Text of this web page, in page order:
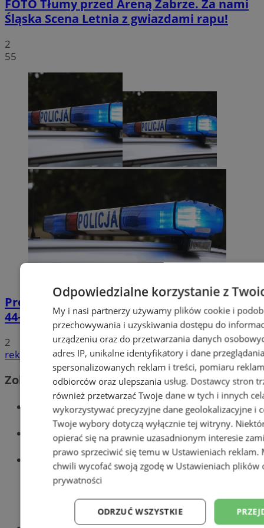
FOTO Tłumy przed Areną Zabrze. Za nami
Śląska Scena Letnia z gwiazdami rapu!
2
55
Prowadził BMW mimo sądowego zakazu.
44-latek zatrzymany na DTŚ
2
reklama
Zobacz również
Wiadomości kryminalne w Zabrzu
Wiadomości lokalne
Wiadomości sportowe
Odpowiedzialne korzystanie z
My i nasi partnerzy używamy plików cookie i
przechowywania i uzyskiwania dostępu do
urządzeniu oraz do przetwarzania danych
adres IP, unikalne identyfikatory i dane
spersonalizowanych reklam i treści, pomiaru
odbiorców oraz ulepszania usług. Dostawcy stron
również przetwarzać Twoje dane w tych i innych
wykorzystywać precyzyjne dane geolokalizacyjne i
Twoje wybory dotyczą wyłącznie tej witryny.
opierać się na prawnie uzasadnionym interesie
prawo sprzeciwić się temu w Ustawieniach reklam.
chwili wycofać swoją zgodę w Ustawieniach plików
prywatności
ODRZUĆ WSZYSTKIE